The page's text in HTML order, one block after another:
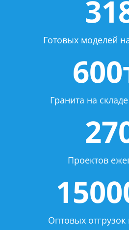
Готовых моделей
Гранита на
Проектов
Оптовых